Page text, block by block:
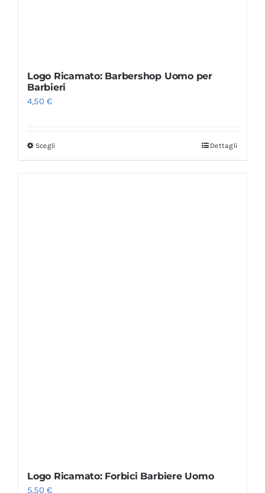
Logo Ricamato: Barbershop Uomo per
Barbieri
4,50€
Scegli Dettagli
Logo Ricamato: Forbici Barbiere Uomo
5,50€